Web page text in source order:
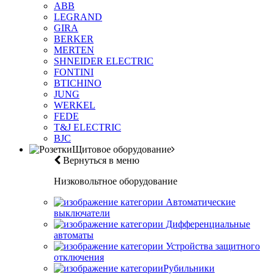
ABB
LEGRAND
GIRA
BERKER
MERTEN
SHNEIDER ELECTRIC
FONTINI
BTICHINO
JUNG
WERKEL
FEDE
T&J ELECTRIC
BJC
Щитовое оборудование
Вернуться в меню
Низковольтное оборудование
Автоматические
выключатели
Дифференциальные
автоматы
Устройства защитного
отключения
Рубильники